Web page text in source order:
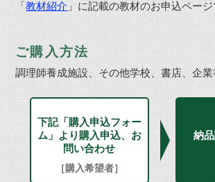
「教材紹介 」に記載の教材のお申込ページ
ご購入方法
調理師養成施設、その他学校、書店、企業
下記「購入申込フォー
ム」より購入申込、お
問い合わせ
［購入希望者］
納